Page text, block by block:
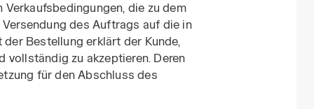
die zu dem
des Auftrags auf die in
Bestellung erklärt der Kunde,
vollständig zu akzeptieren. Deren
für den Abschluss des